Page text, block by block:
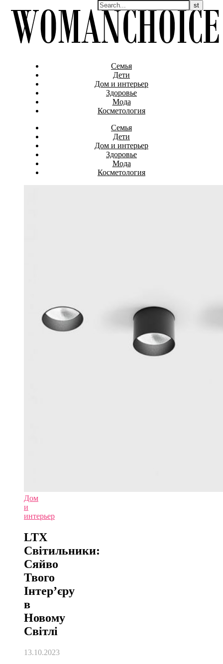
Семья
Дети
Дом и интерьер
Здоровье
Мода
Косметология
Семья
Дети
Дом и интерьер
Здоровье
Мода
Косметология
Дом
и
интерьер
LTX
Світильники:
Сяйво
Твого
Інтер’єру
в
Новому
Світлі
13.10.2023